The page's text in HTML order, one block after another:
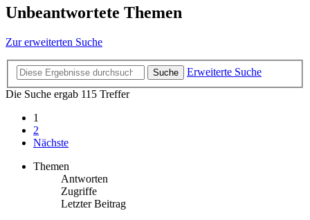
Unbeantwortete Themen
Zur erweiterten Suche
Suche
Erweiterte Suche
Die Suche ergab 115 Treffer
1
2
Nächste
Themen
Antworten
Zugriffe
Letzter Beitrag